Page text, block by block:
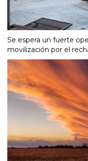
Se espera un fuerte
movilización por el